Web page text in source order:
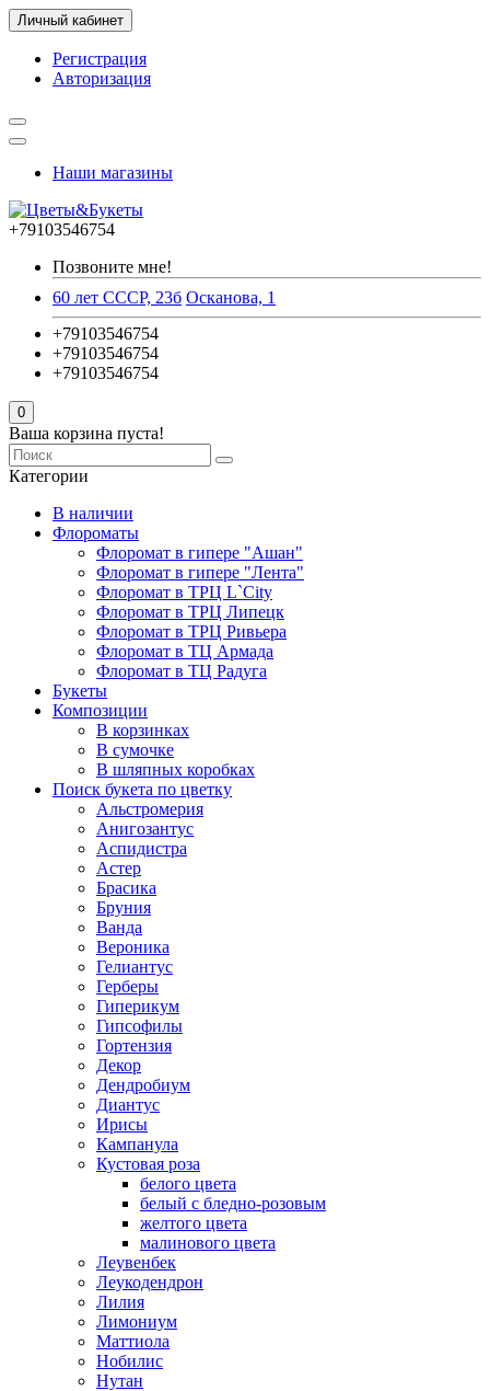
Личный кабинет
Регистрация
Авторизация
Наши магазины
+79103546754
Позвоните мне!
60 лет СССР, 23б Осканова, 1
+79103546754
+79103546754
+79103546754
0
Ваша корзина пуста!
Категории
В наличии
Флороматы
Флоромат в гипере "Ашан"
Флоромат в гипере "Лента"
Флоромат в ТРЦ L`City
Флоромат в ТРЦ Липецк
Флоромат в ТРЦ Ривьера
Флоромат в ТЦ Армада
Флоромат в ТЦ Радуга
Букеты
Композиции
В корзинках
В сумочке
В шляпных коробках
Поиск букета по цветку
Альстромерия
Анигозантус
Аспидистра
Астер
Брасика
Бруния
Ванда
Вероника
Гелиантус
Герберы
Гиперикум
Гипсофилы
Гортензия
Декор
Дендробиум
Диантус
Ирисы
Кампанула
Кустовая роза
белого цвета
белый с бледно-розовым
желтого цвета
малинового цвета
Леувенбек
Леукодендрон
Лилия
Лимониум
Маттиола
Нобилис
Нутан